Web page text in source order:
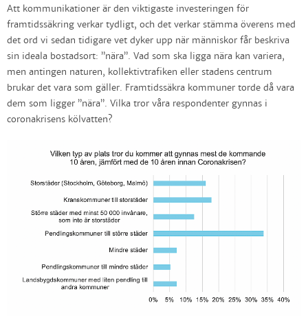
Att kommunikationer är den viktigaste investeringen för
framtidssäkring verkar tydligt, och det verkar stämma överens med
det ord vi sedan tidigare vet dyker upp när människor får beskriva
sin ideala bostadsort: ”nära”. Vad som ska ligga nära kan variera,
men antingen naturen, kollektivtrafiken eller stadens centrum
brukar det vara som gäller. Framtidssäkra kommuner torde då vara
dem som ligger ”nära”. Vilka tror våra respondenter gynnas i
coronakrisens kölvatten?